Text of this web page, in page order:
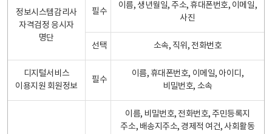
정보시스템감리사
자격검정 응시자
명단
필수
이름, 생년월일, 주소, 휴대폰번호, 이메일,
사진
선택 소속, 직위, 전화번호
디지털서비스
이용지원 회원정보
필수
이름, 휴대폰번호, 이메일, 아이디,
비밀번호, 소속
이름, 비밀번호, 전화번호, 주민등록지
주소, 배송지주소, 경제적 여건, 사회활동